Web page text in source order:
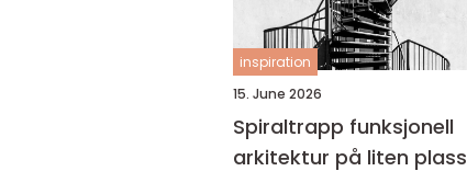
inspiration
15. June 2026
Spiraltrapp funksjonell
arkitektur på liten plass